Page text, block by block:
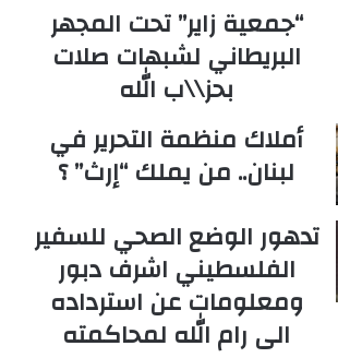
“جمعية زاير” تحت المجهر
البريطاني لشبهات صلات
بحز\\ب الله
أملاك منظمة التحرير في
لبنان.. من يملك “إرث” ؟
تدهور الوضع الصحي للسفير
الفلسطيني اشرف دبور
ومعلومات عن استرداده
الى رام الله لمحاكمته